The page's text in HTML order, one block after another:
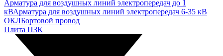
Арматура для воздушных линий электропередач до 1
кВАрматура для воздушных линий электропередач 6-35 кВ
ОКЛБортовой провод
Плита ПЗК